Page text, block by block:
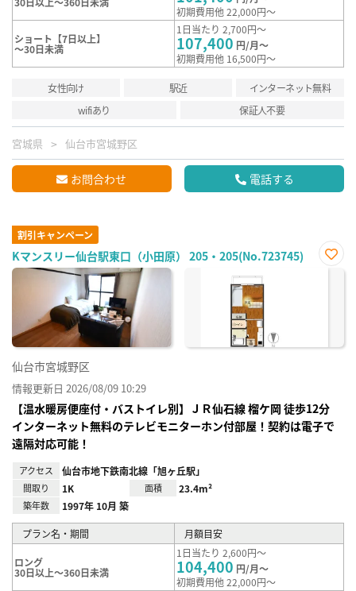
初期費用他 22,000円～
ショート【7日以上】
～30日未満
1日当たり 2,700円～
107,400 円/月～
初期費用他 16,500円～
女性向け 駅近
インターネット無料
wifiあり
保証人不要
宮城県 仙台市宮城野区
お問合わせ 電話する
割引キャンペーン
Kマンスリー仙台駅東口（小田原） 205・205(No.723745)
お気
仙台市宮城野区
情報更新日 2026/08/09 10:29
【温水暖房便座付・バストイレ別】ＪＲ仙⽯線 榴ケ岡 徒歩12分
インターネット無料のテレビモニターホン付部屋！契約は電子で
遠隔対応可能！
アクセス 仙台市地下鉄南北線「旭ヶ丘駅」
間取り 1K 面積 23.4m²
築年数 1997年 10月 築
プラン名・期間 月額目安
ロング
30日以上～360日未満
1日当たり 2,600円～
104,400 円/月～
初期費用他 22,000円～